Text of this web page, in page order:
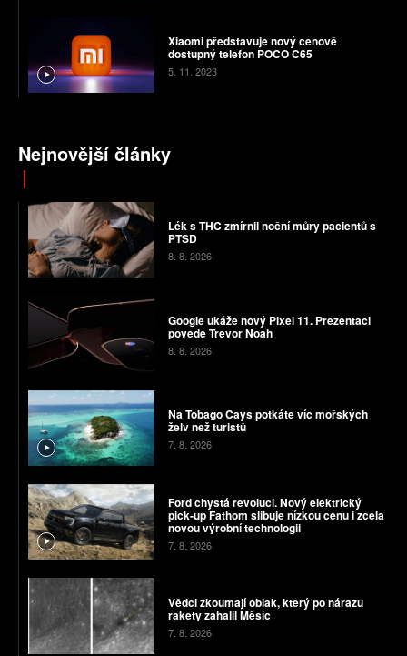
Xiaomi představuje nový cenově
dostupný telefon POCO C65
5. 11. 2023
Nejnovější články
Lék s THC zmírnil noční můry pacientů s
PTSD
8. 8. 2026
Google ukáže nový Pixel 11. Prezentaci
povede Trevor Noah
8. 8. 2026
Na Tobago Cays potkáte víc mořských
želv než turistů
7. 8. 2026
Ford chystá revoluci. Nový elektrický
pick-up Fathom slibuje nízkou cenu i zcela
novou výrobní technologii
7. 8. 2026
Vědci zkoumají oblak, který po nárazu
rakety zahalil Měsíc
7. 8. 2026